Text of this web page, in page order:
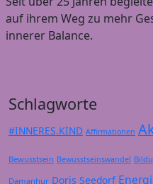
auf ihrem Weg zu mehr
innerer Balance.
Schlagworte
#INNERES.KIND Affirmationen
Bewusstsein Bewusstseinswandel
Damanhur Doris Seedorf